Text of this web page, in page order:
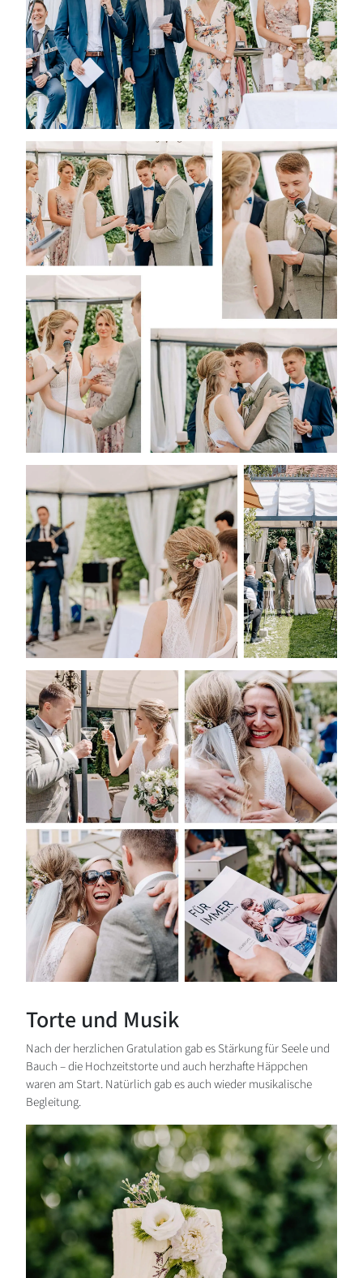
Torte und Musik
Nach der herzlichen Gratulation gab es Stärkung für Seele und
Bauch – die Hochzeitstorte und auch herzhafte Häppchen
waren am Start. Natürlich gab es auch wieder musikalische
Begleitung.